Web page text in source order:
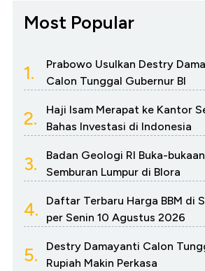
Most Popular
1.
Prabowo Usulkan Destry
Calon Tunggal Gubernur BI
2.
Haji Isam Merapat ke Kantor
Bahas Investasi di Indonesia
3.
Badan Geologi RI Buka-
Semburan Lumpur di Blora
4.
Daftar Terbaru Harga BBM di
per Senin 10 Agustus 2026
5.
Destry Damayanti Calon
Rupiah Makin Perkasa